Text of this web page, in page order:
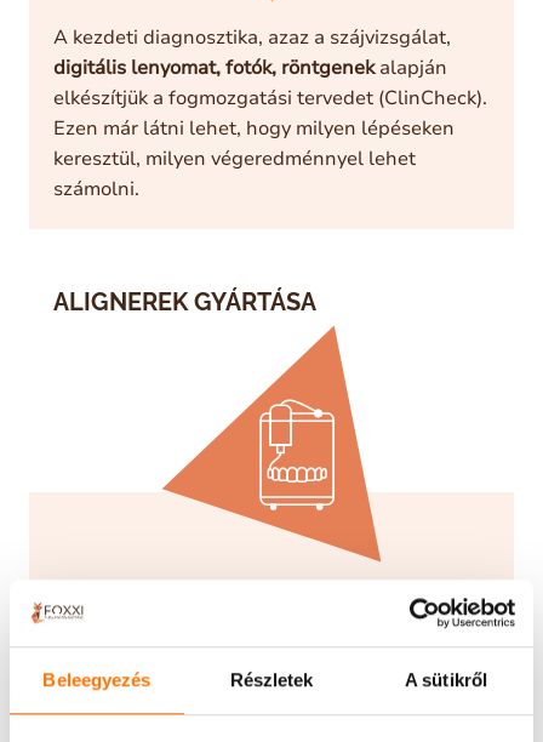
Beleegyezés Részletek A sütikről
A kezdeti diagnosztika, azaz a szájvizsgálat,
digitális lenyomat, fotók, röntgenekalapján
elkészítjük a fogmozgatási tervedet (ClinCheck).
Ezen már látni lehet, hogy milyen lépéseken
keresztül, milyen végeredménnyel lehet
számolni.
ALIGNEREK GYÁRTÁSA
A személyre szabott kezelési terv elfogadása
után gyártásba adjuk a síneket, az Invisalign
központi laborjába. Itt a legmodernebb3D
nyomtatási technológiával, elkészítik a teljes
sín-sorozatot. Kb. 3-4 hét átfutással kell